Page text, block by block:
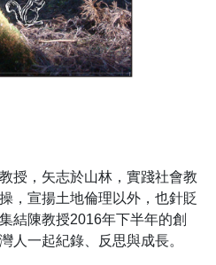
授，矢志於山林，實踐社會教
，宣揚土地倫理以外，也針貶
結陳教授2016年下半年的創
人一起紀錄、反思與成長。